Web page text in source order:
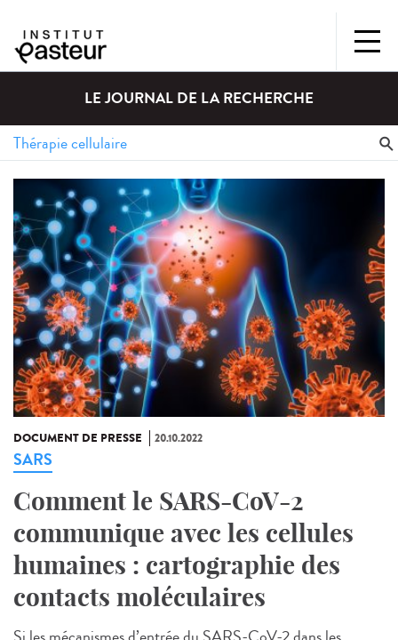
LE JOURNAL DE LA RECHERCHE
DOCUMENT DE PRESSE 20.10.2022
SARS
Comment le SARS-CoV-2
communique avec les cellules
humaines : cartographie des
contacts moléculaires